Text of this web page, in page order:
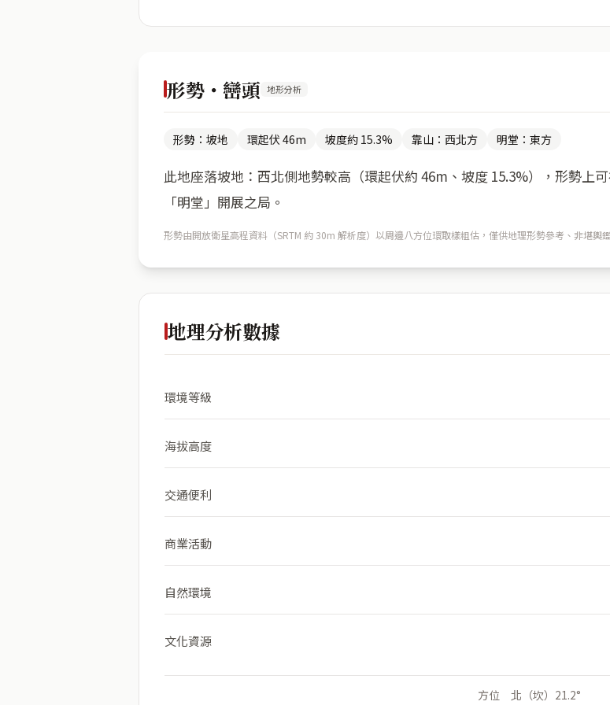
形勢・巒頭 地形分析
形勢：坡地 環起伏 46m 坡度約 15.3% 靠山：西北方 明堂：東方
此地座落坡地：西北側地勢較高（環起伏約 46m、坡度 15.3%），形勢上
「明堂」開展之局。
形勢由開放衛星高程資料（SRTM 約 30m 解析度）以周邊八方位環取樣粗估，僅供地理形勢參考、非堪輿
地理分析數據
環境等級
海拔高度
交通便利
商業活動
自然環境
文化資源
方位 北（坎）21.2°